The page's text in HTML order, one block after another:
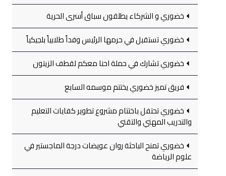
خضوري و الشركاء يطلقون سباق أسرى الحرية
خضوري تستقبل في حرمها الرئيس وفداً طلابياً بلجيكياً
خضوري تشارك في حملة احنا معكم لقطف الزيتون
فريق تميز خضوري يختتم موسمه السابع
خضوري تحتفل باختتام مشروع تطوير كفايات التعليم
والتدريب المهني والتقني
خضوري تمنح الباحثة روان عويضات درجة الماجستير في
علوم الرياضة